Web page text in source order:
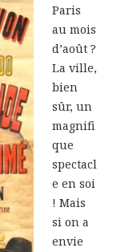
Paris
au mois
d’août ?
La ville,
bien
sûr, un
magnifi
que
spectacl
e en soi
! Mais
si on a
envie